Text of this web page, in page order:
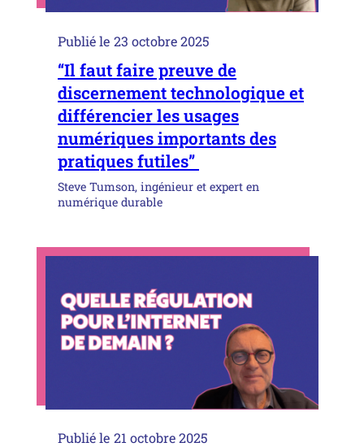
Publié le 23 octobre 2025
“Il faut faire preuve de
discernement technologique et
différencier les usages
numériques importants des
pratiques futiles”
Steve Tumson, ingénieur et expert en
numérique durable
Publié le 21 octobre 2025